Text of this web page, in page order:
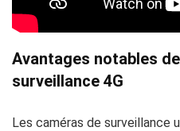
Avantages notables
surveillance 4G
Les caméras de